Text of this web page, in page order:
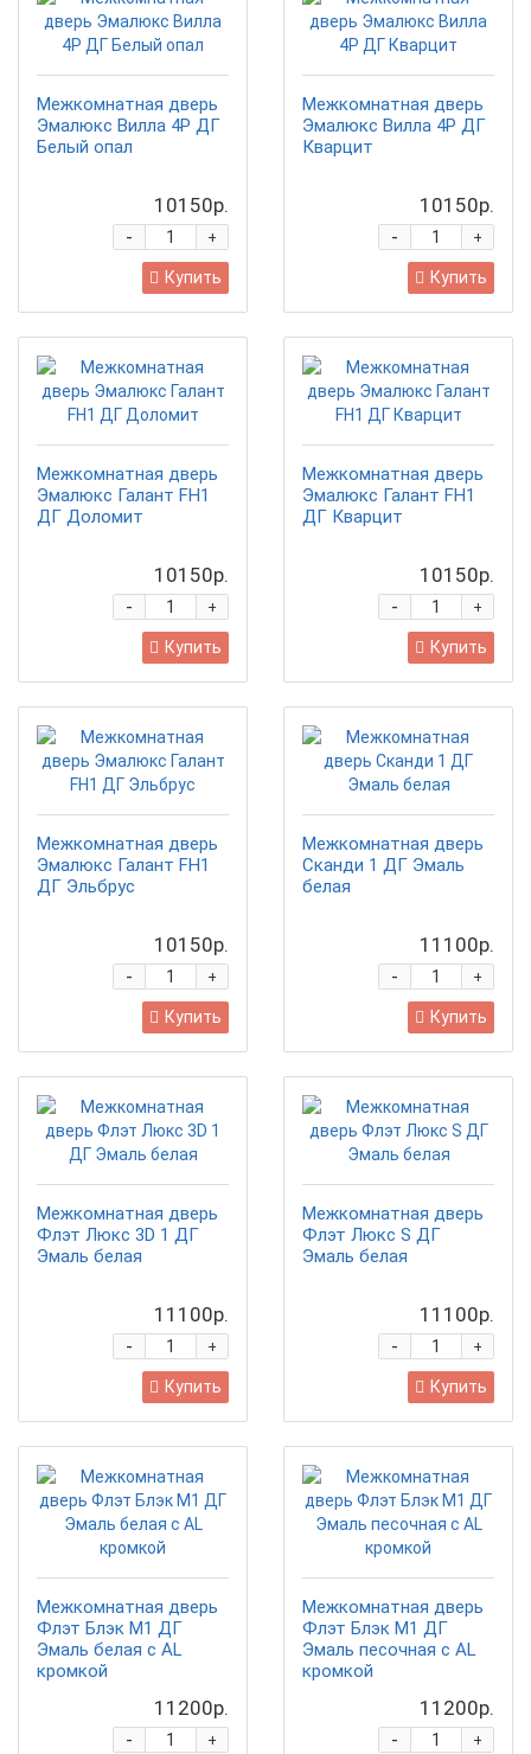
Межкомнатная дверь
Эмалюкс Вилла 4P ДГ
Белый опал
10150р.
+
-
Купить
Межкомнатная дверь
Эмалюкс Вилла 4P ДГ
Кварцит
10150р.
+
-
Купить
Межкомнатная дверь
Эмалюкс Галант FH1
ДГ Доломит
10150р.
+
-
Купить
Межкомнатная дверь
Эмалюкс Галант FH1
ДГ Кварцит
10150р.
+
-
Купить
Межкомнатная дверь
Эмалюкс Галант FH1
ДГ Эльбрус
10150р.
+
-
Купить
Межкомнатная дверь
Сканди 1 ДГ Эмаль
белая
11100р.
+
-
Купить
Межкомнатная дверь
Флэт Люкс 3D 1 ДГ
Эмаль белая
11100р.
+
-
Купить
Межкомнатная дверь
Флэт Люкс S ДГ
Эмаль белая
11100р.
+
-
Купить
Межкомнатная дверь
Флэт Блэк М1 ДГ
Эмаль белая с AL
кромкой
11200р.
+
-
Межкомнатная дверь
Флэт Блэк М1 ДГ
Эмаль песочная с AL
кромкой
11200р.
+
-